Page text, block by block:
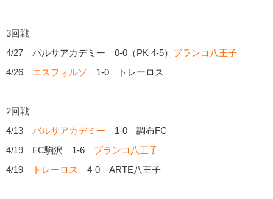
3回戦
4/27 バルサアカデミー 0-0（PK 4-5） ブランコ八王子
4/26 エスフォルソ 1-0 トレーロス
2回戦
4/13 バルサアカデミー 1-0 調布FC
4/19 FC駒沢 1-6 ブランコ八王子
4/19
トレーロス 4-0 ARTE八王子